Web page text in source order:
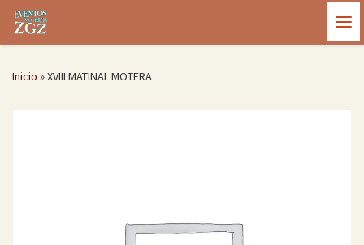
Saltar al contenido
Inicio »XVIII MATINAL MOTERA